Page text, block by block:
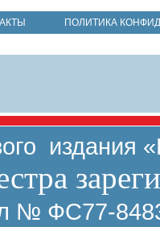
ПОЛИТИКА
издания
№ ФС77-